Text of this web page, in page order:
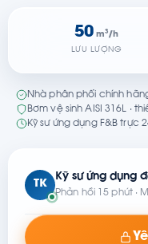
50 m³/h
LƯU LƯỢNG
Nhà phân phối chính
Bơm vệ sinh AISI 316L ·
Kỹ sư ứng dụng F&B trực
TK
Kỹ sư ứng dụng
Phản hồi 15 phút ·